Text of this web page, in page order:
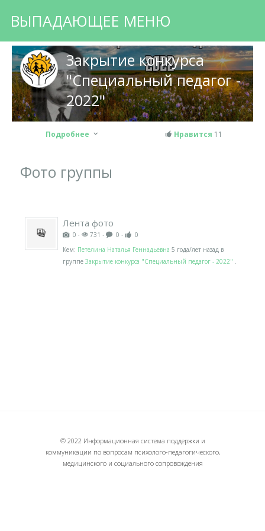
ВЫПАДАЮЩЕЕ МЕНЮ
Закрытие конкурса
"Специальный педагог -
2022"
Подробнее Нравится 11
Фото группы
Лента фото
0 ‧ 731 ‧ 0 ‧
0
Кем: Петелина Наталья Геннадьевна 5 года/лет назад в
группе Закрытие конкурса "Специальный педагог - 2022" .
© 2022 Информационная система поддержки и
коммуникации по вопросам психолого-педагогического,
медицинского и социального сопровождения